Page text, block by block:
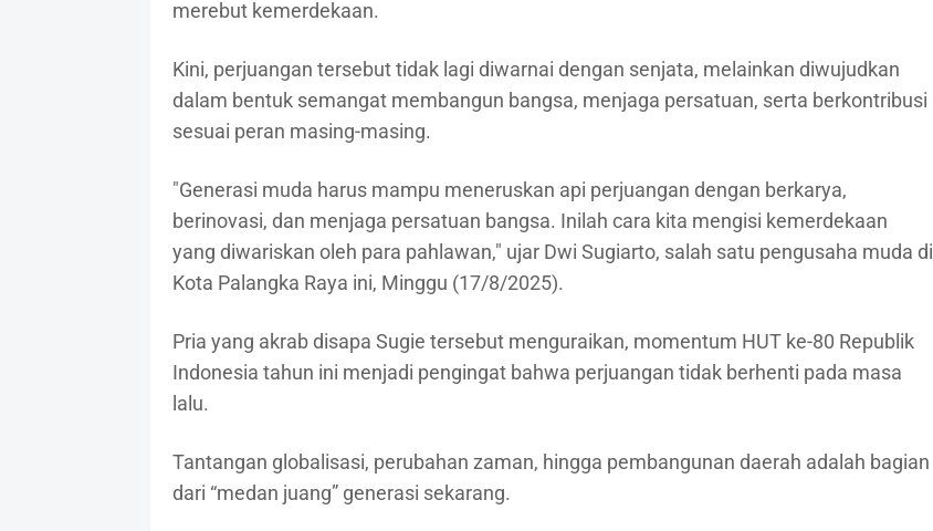
merebut kemerdekaan.
Kini, perjuangan tersebut tidak lagi diwarnai dengan senjata, melainkan diwujudkan
dalam bentuk semangat membangun bangsa, menjaga persatuan, serta berkontribusi
sesuai peran masing-masing.
"Generasi muda harus mampu meneruskan api perjuangan dengan berkarya,
berinovasi, dan menjaga persatuan bangsa. Inilah cara kita mengisi kemerdekaan
yang diwariskan oleh para pahlawan," ujar Dwi Sugiarto, salah satu pengusaha muda di
Kota Palangka Raya ini, Minggu (17/8/2025).
Pria yang akrab disapa Sugie tersebut menguraikan, momentum HUT ke-80 Republik
Indonesia tahun ini menjadi pengingat bahwa perjuangan tidak berhenti pada masa
lalu.
Tantangan globalisasi, perubahan zaman, hingga pembangunan daerah adalah bagian
dari “medan juang” generasi sekarang.